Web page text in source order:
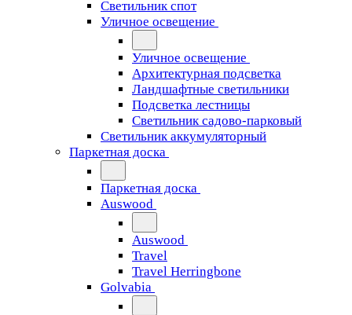
Светильник спот
Уличное освещение
Уличное освещение
Архитектурная подсветка
Ландшафтные светильники
Подсветка лестницы
Светильник садово-парковый
Светильник аккумуляторный
Паркетная доска
Паркетная доска
Auswood
Auswood
Travel
Travel Herringbone
Golvabia